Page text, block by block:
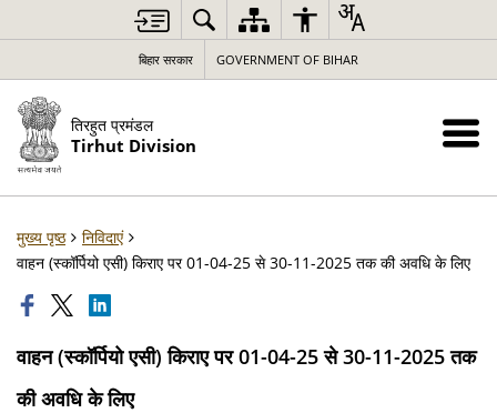
बिहार सरकार GOVERNMENT OF BIHAR
तिरहुत प्रमंडल
Tirhut Division
मुख्य पृष्ठ
निविदाएं
वाहन (स्कॉर्पियो एसी) किराए पर 01-04-25 से 30-11-2025 तक की अवधि के लिए
वाहन (स्कॉर्पियो एसी) किराए पर 01-04-25 से 30-11-2025 तक
की अवधि के लिए